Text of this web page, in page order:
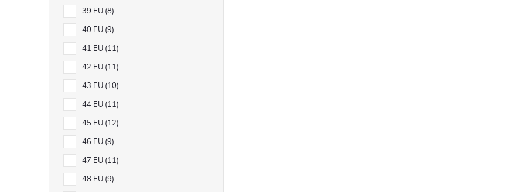
39 EU 8
40 EU 9
41 EU 11
42 EU 11
43 EU 10
44 EU 11
45 EU 12
46 EU 9
47 EU 11
48 EU 9